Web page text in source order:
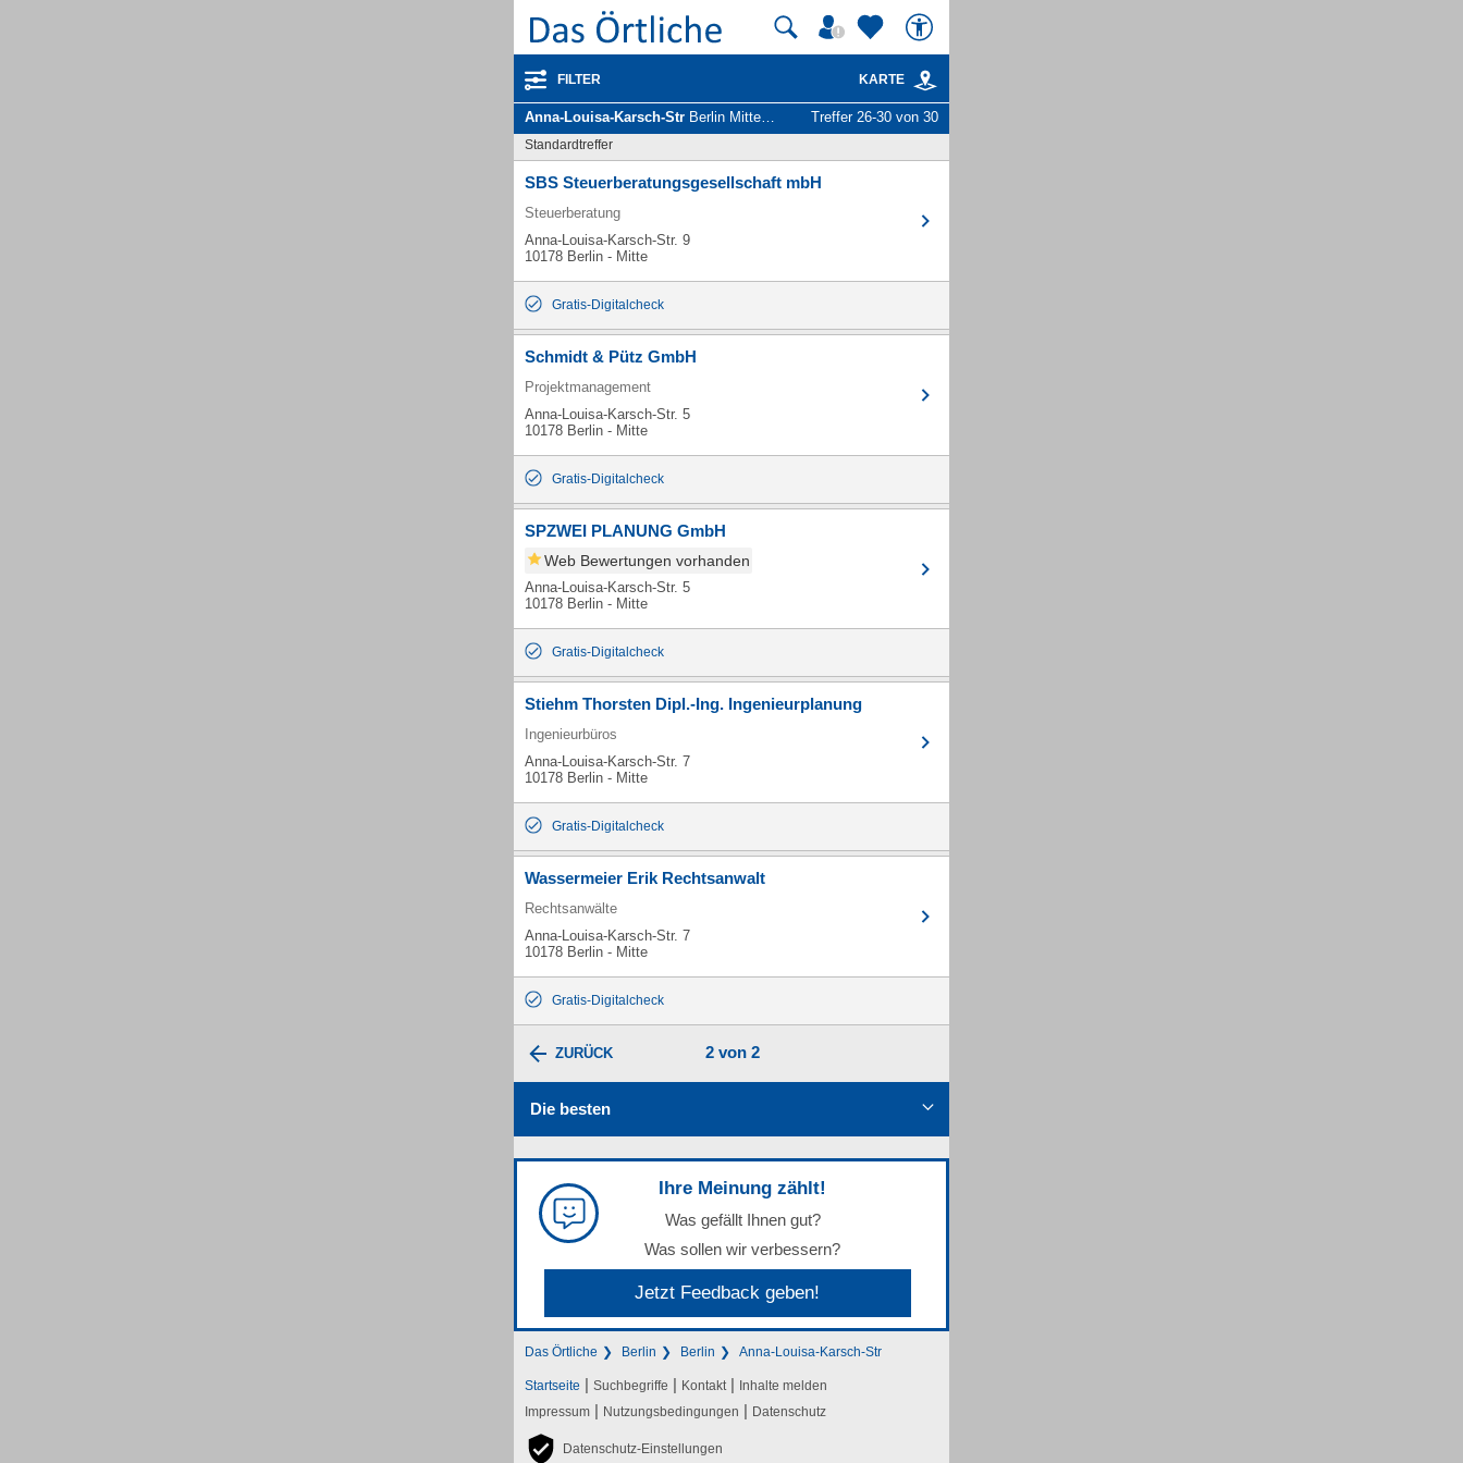
FILTER KARTE
Anna-Louisa-Karsch-Str Berlin Mitte - Unternehmen und Personen Treffer 26-30 von 30
Standardtreffer
SBS Steuerberatungsgesellschaft mbH
Steuerberatung
Anna-Louisa-Karsch-Str. 9
10178 Berlin - Mitte
Gratis-Digitalcheck
Schmidt & Pütz GmbH
Projektmanagement
Anna-Louisa-Karsch-Str. 5
10178 Berlin - Mitte
Gratis-Digitalcheck
SPZWEI PLANUNG GmbH
Web Bewertungen vorhanden
Anna-Louisa-Karsch-Str. 5
10178 Berlin - Mitte
Gratis-Digitalcheck
Stiehm Thorsten Dipl.-Ing. Ingenieurplanung
Ingenieurbüros
Anna-Louisa-Karsch-Str. 7
10178 Berlin - Mitte
Gratis-Digitalcheck
Wassermeier Erik Rechtsanwalt
Rechtsanwälte
Anna-Louisa-Karsch-Str. 7
10178 Berlin - Mitte
Gratis-Digitalcheck
ZURÜCK 2 von 2
Die besten
Ihre Meinung zählt!
Was gefällt Ihnen gut?
Was sollen wir verbessern?
Jetzt Feedback geben!
Das Örtliche Berlin Berlin Anna-Louisa-Karsch-Str
Startseite | Suchbegriffe | Kontakt | Inhalte melden
Impressum | Nutzungsbedingungen | Datenschutz
Datenschutz-Einstellungen